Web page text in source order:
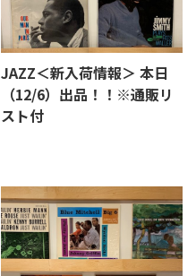
JAZZ＜新入荷情報＞ 本日
（12/6）出品！！※通販リ
スト付